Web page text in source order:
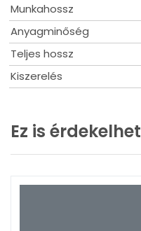
Munkahossz
Anyagminőség
Teljes hossz
Kiszerelés
Ez is érdekelhet